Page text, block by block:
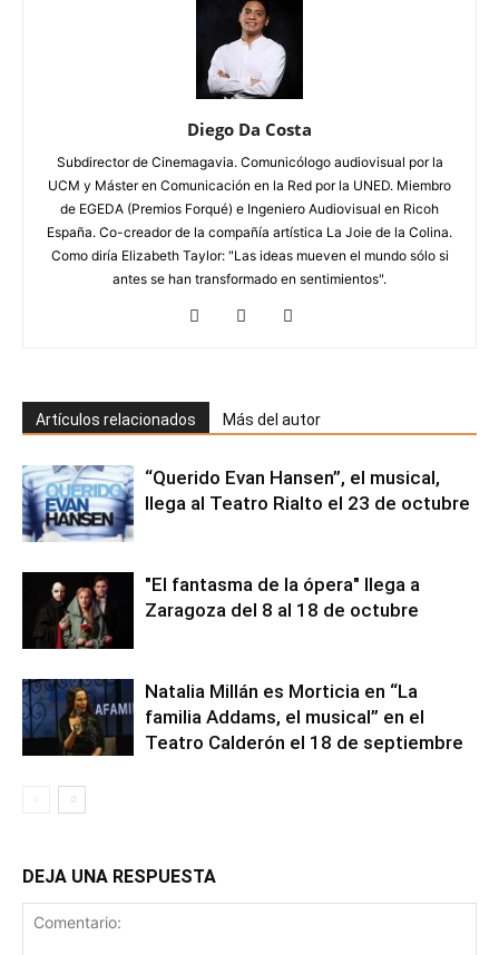
Diego Da Costa
Subdirector de Cinemagavia. Comunicólogo audiovisual por la
UCM y Máster en Comunicación en la Red por la UNED. Miembro
de EGEDA (Premios Forqué) e Ingeniero Audiovisual en Ricoh
España. Co-creador de la compañía artística La Joie de la Colina.
Como diría Elizabeth Taylor: "Las ideas mueven el mundo sólo si
antes se han transformado en sentimientos".
Artículos relacionados Más del autor
“Querido Evan Hansen”, el musical,
llega al Teatro Rialto el 23 de octubre
"El fantasma de la ópera" llega a
Zaragoza del 8 al 18 de octubre
Natalia Millán es Morticia en “La
familia Addams, el musical” en el
Teatro Calderón el 18 de septiembre
DEJA UNA RESPUESTA